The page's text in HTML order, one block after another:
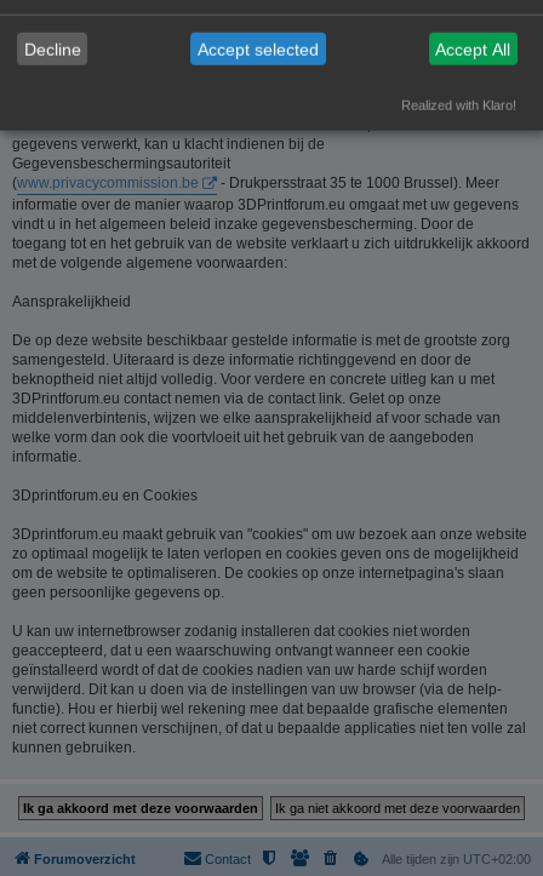
door 3Dprintforum.eu op basis van de contractuele relatie als gevolg van het
registreren van een account dan wel op basis van haar gerechtvaardigd
belang om diensten te verlenen en u hiervoor te contacteren. De informatie
verbeteren of wissen. Daartoe volstaat het ons contact op te nemen via de
gegevens verwerkt, kan u klacht indienen bij de
Gegevensbeschermingsautoriteit
(www.privacycommission.be
- Drukpersstraat 35 te 1000 Brussel). Meer
informatie over de manier waarop 3DPrintforum.eu omgaat met uw gegevens
vindt u in het algemeen beleid inzake gegevensbescherming. Door de
toegang tot en het gebruik van de website verklaart u zich uitdrukkelijk akkoord
met de volgende algemene voorwaarden:
Aansprakelijkheid
De op deze website beschikbaar gestelde informatie is met de grootste zorg
samengesteld. Uiteraard is deze informatie richtinggevend en door de
beknoptheid niet altijd volledig. Voor verdere en concrete uitleg kan u met
3DPrintforum.eu contact nemen via de contact link. Gelet op onze
middelenverbintenis, wijzen we elke aansprakelijkheid af voor schade van
welke vorm dan ook die voortvloeit uit het gebruik van de aangeboden
informatie.
3Dprintforum.eu en Cookies
3Dprintforum.eu maakt gebruik van "cookies" om uw bezoek aan onze website
zo optimaal mogelijk te laten verlopen en cookies geven ons de mogelijkheid
om de website te optimaliseren. De cookies op onze internetpagina's slaan
geen persoonlijke gegevens op.
U kan uw internetbrowser zodanig installeren dat cookies niet worden
geaccepteerd, dat u een waarschuwing ontvangt wanneer een cookie
geïnstalleerd wordt of dat de cookies nadien van uw harde schijf worden
verwijderd. Dit kan u doen via de instellingen van uw browser (via de help-
functie). Hou er hierbij wel rekening mee dat bepaalde grafische elementen
niet correct kunnen verschijnen, of dat u bepaalde applicaties niet ten volle zal
kunnen gebruiken.
Forumoverzicht Alle tijden zijn UTC+02:00
Contact
Decline Accept selected Accept All
Realized with Klaro!